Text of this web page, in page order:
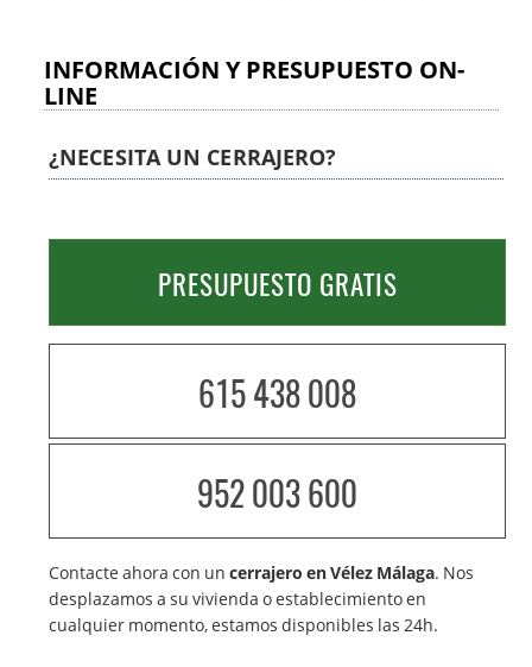
INFORMACIÓN Y PRESUPUESTO ON-
LINE
¿NECESITA UN CERRAJERO?
PRESUPUESTO GRATIS
615 438 008
952 003 600
Contacte ahora con uncerrajero en Vélez Málaga. Nos
desplazamos a su vivienda o establecimiento en
cualquier momento, estamos disponibles las 24h.